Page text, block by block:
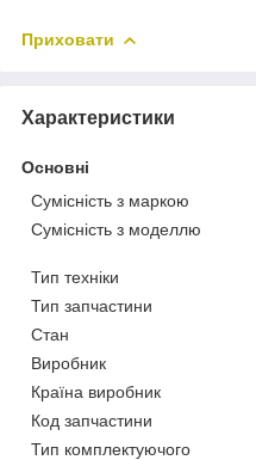
Приховати
Характеристики
Основні
Сумісність з маркою
Сумісність з моделлю
Тип техніки
Тип запчастини
Стан
Виробник
Країна виробник
Код запчастини
Тип комплектуючого